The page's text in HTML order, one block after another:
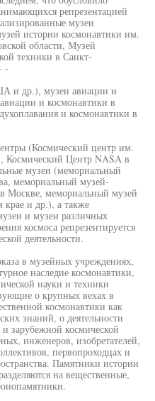
репрезентацией
музеи
истории космонавтики им.
области, Музей
техники в Санкт-
-
и др.), музеи авиации и
и космонавтики в
и космонавтики в
(Космический центр им.
Центр NASA в
музеи (мемориальный
мемориальный музей-
Москве, мемориальный музей
и др.), а также
и музеи различных
космоса репрезентируется
деятельности.
в музейных учреждениях,
наследие космонавтики,
науки и техники
о крупных вехах в
космонавтики как
знаний, о деятельности
зарубежной космической
инженеров, изобретателей,
первопроходцах и
Памятники истории
на вещественные,